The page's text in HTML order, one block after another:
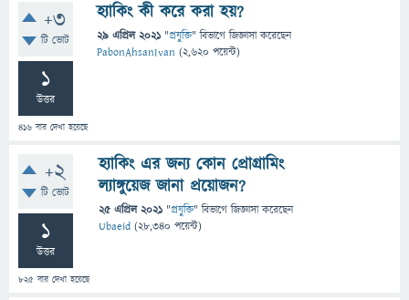
+3
টি ভোট
1
উত্তর
416 বার দেখা হয়েছে
হ্যাকিং কী করে করা হয়?
29 এপ্রিল 2021 "প্রযুক্তি" বিভাগে জিজ্ঞাসাকরেছেন
PabonAhsanIvan (2,620 পয়েন্ট)
+2
টি ভোট
1
উত্তর
825 বার দেখা হয়েছে
হ্যাকিং এর জন্য কোন প্রোগ্রামিং
ল্যাঙ্গুয়েজ জানা প্রয়োজন?
25 এপ্রিল 2021 "প্রযুক্তি" বিভাগে জিজ্ঞাসাকরেছেন
Ubaeid (28,340 পয়েন্ট)